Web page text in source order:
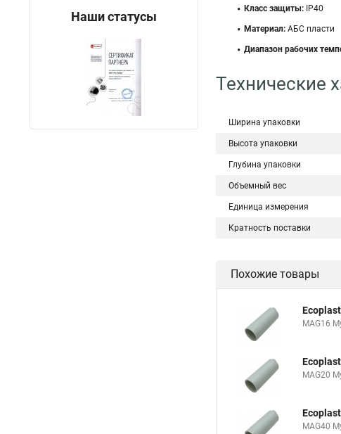
Наши статусы
Класс защиты: IP40
Материал: АБС пласти
Диапазон рабочих
Технические
Ширина упаковки
Высота упаковки
Глубина упаковки
Объемный вес
Единица измерения
Кратность поставки
Похожие товары
MAG16
MAG20
MAG40